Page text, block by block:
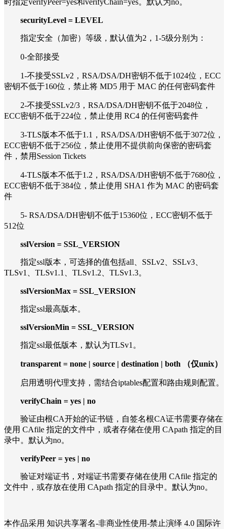
时指定verifyPeer=yes和verifyChain=yes。默认为no。
securityLevel = LEVEL
指定安全（加密）等级，默认值为2，1-5级分别为：
0-全部接受
1-不接受SSLv2，RSA/DSA/DH密钥不低于1024位，ECC
密钥不低于160位，禁止将 MD5 用于 MAC 的任何密码套件
2-不接受SSLv2/3，RSA/DSA/DH密钥不低于2048位，
ECC密钥不低于224位，禁止使用 RC4 的任何密码套件
3-TLS版本不低于1.1，RSA/DSA/DH密钥不低于3072位，
ECC密钥不低于256位，禁止使用不提供前向保密的密码套
件，禁用Session Tickets
4-TLS版本不低于1.2，RSA/DSA/DH密钥不低于7680位，
ECC密钥不低于384位，禁止使用 SHA1 作为 MAC 的密码套
件
5- RSA/DSA/DH密钥不低于15360位，ECC密钥不低于
512位
sslVersion = SSL_VERSION
指定ssl版本，可选择的值包括all、SSLv2、SSLv3、
TLSv1、TLSv1.1、TLSv1.2、TLSv1.3。
sslVersionMax = SSL_VERSION
指定ssl最高版本。
sslVersionMin = SSL_VERSION
指定ssl最低版本，默认为TLSv1。
transparent = none | source | destination | both （仅unix）
启用透明代理支持，需结合iptables配置和路由规则配置。
verifyChain = yes | no
验证由根CA开始的证书链，自签名根CA证书需要存储在
使用 CAfile 指定的文件中，或者存储在使用 CApath 指定的目
录中。默认为no。
verifyPeer = yes | no
验证对端证书，对端证书需要存储在使用 CAfile 指定的
文件中，或存放在使用 CApath 指定的目录中。默认为no。
本作品采用 知识共享署名-非商业性使用-禁止演绎 4.0 国际许